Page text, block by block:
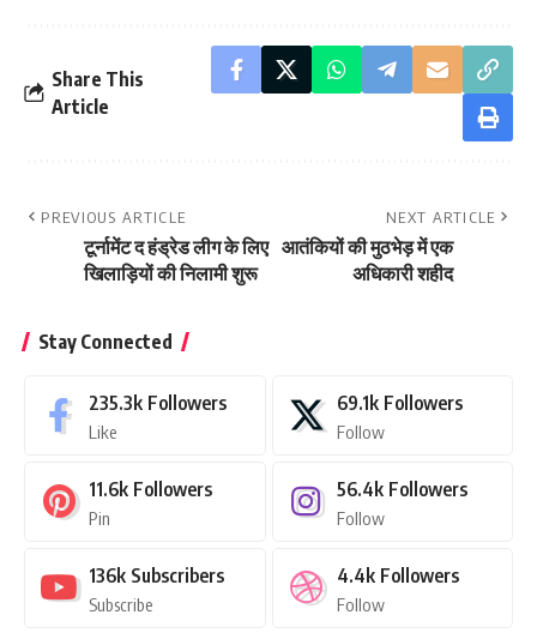
Share This
Article
PREVIOUS ARTICLE
टूर्नामेंट द हंड्रेड लीग के लिए
खिलाड़ियों की निलामी शुरू
NEXT ARTICLE
आतंकियों की मुठभेड़ में एक
अधिकारी शहीद
Stay Connected
235.3k Followers
Like
69.1k Followers
Follow
11.6k Followers
Pin
56.4k Followers
Follow
136k Subscribers
Subscribe
4.4k Followers
Follow